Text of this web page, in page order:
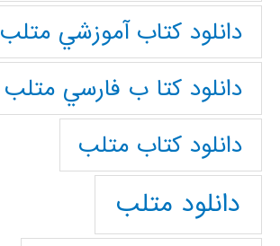
دانلود كتاب آموزشي متلب
دانلود كتا ب فارسي متلب
دانلود كتاب متلب
دانلود متلب